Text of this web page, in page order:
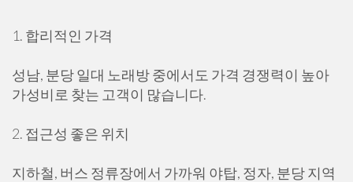
1. 합리적인 가격
성남, 분당 일대 노래방 중에서도 가격 경쟁력이 높아
가성비로 찾는 고객이 많습니다.
2. 접근성 좋은 위치
지하철, 버스 정류장에서 가까워 야탑, 정자, 분당 지역